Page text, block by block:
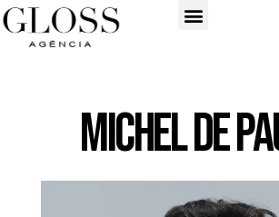
Michel de